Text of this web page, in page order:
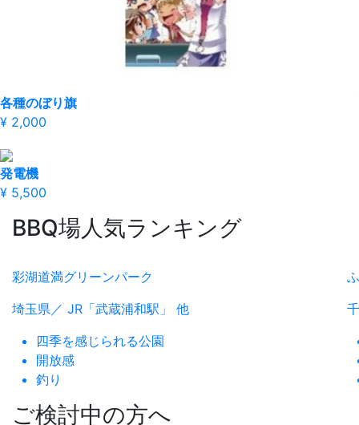
各種のぼり旗
¥ 2,000
発電機
¥ 5,500
BBQ場人気ランキング
彩湖道満グリーンパーク
埼玉県／ JR「武蔵浦和駅」 他
四季を感じられる公園
開放感
釣り
ご検討中の方へ